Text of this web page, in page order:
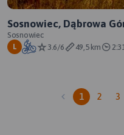
Sosnowiec, Dąbrowa
Sosnowiec
L 3.6/6 49,5 km
1 2 3